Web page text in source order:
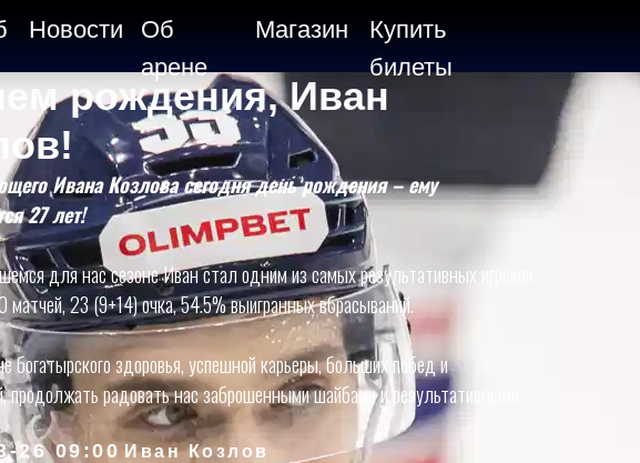
Новости
Об
арене
Магазин
Купить
билеты
рождения, Иван
Ивана Козлова сегодня день рождения – ему
27 лет!
для нас сезоне Иван стал одним из самых результативных игроков
матчей, 23 (9+14) очка, 54.5% выигранных вбрасываний.
богатырского здоровья, успешной карьеры, больших побед и
продолжать радовать нас заброшенными шайбами и результативными
26 09:00 Иван Козлов